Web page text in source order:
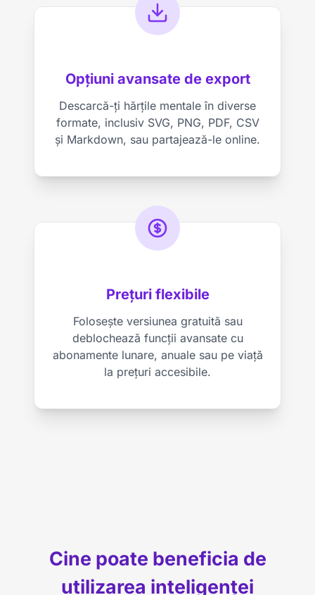
Opțiuni avansate de export
Descarcă-ți hărțile mentale în diverse
formate, inclusiv SVG, PNG, PDF, CSV
și Markdown, sau partajează-le online.
Prețuri flexibile
Folosește versiunea gratuită sau
deblochează funcții avansate cu
abonamente lunare, anuale sau pe viață
la prețuri accesibile.
Cine poate beneficia de
utilizarea inteligenței